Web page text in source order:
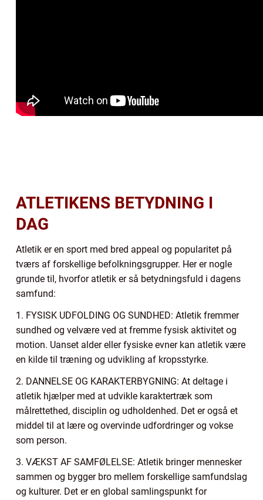
ATLETIKENS BETYDNING I
DAG
Atletik er en sport med bred appeal og popularitet på
tværs af forskellige befolkningsgrupper. Her er nogle
grunde til, hvorfor atletik er så betydningsfuld i dagens
samfund:
1. FYSISK UDFOLDING OG SUNDHED: Atletik fremmer
sundhed og velvære ved at fremme fysisk aktivitet og
motion. Uanset alder eller fysiske evner kan atletik være
en kilde til træning og udvikling af kropsstyrke.
2. DANNELSE OG KARAKTERBYGNING: At deltage i
atletik hjælper med at udvikle karaktertræk som
målrettethed, disciplin og udholdenhed. Det er også et
middel til at lære og overvinde udfordringer og vokse
som person.
3. VÆKST AF SAMFØLELSE: Atletik bringer mennesker
sammen og bygger bro mellem forskellige samfundslag
og kulturer. Det er en global samlingspunkt for